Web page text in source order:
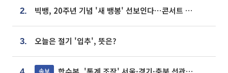
2. 빅뱅, 20주년 기념 '새 뱅봉' 선보인다⋯콘서트 앞두고 팝업 개최
3. 오늘은 절기 '입추', 뜻은?
속보